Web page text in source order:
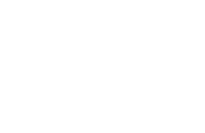
gyteforhold i